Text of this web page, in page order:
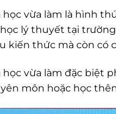
học vừa làm là hình
lý thuyết tại
kiến thức mà còn có
học vừa làm đặc biệt
môn hoặc học